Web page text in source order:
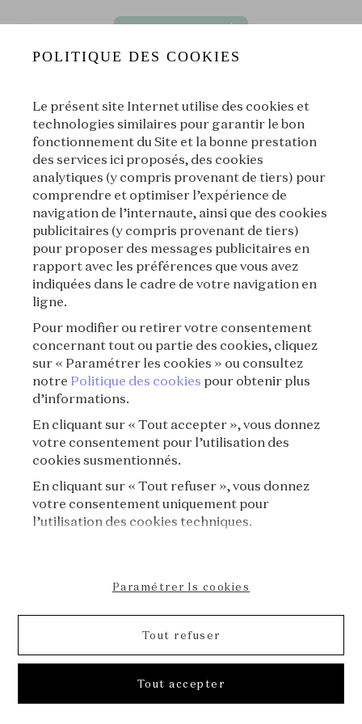
- Bijoux de sentiments⏐L’anneau de Lou, ou les poèmes de
La Voix des Bijoux | L'École des Arts Joailliers
00:00
Suivant | À propos
À propos
Lou, ou les poèmes de guerre d’Apollinaire
La Voix des Bijoux
POLITIQUE DES COOKIES
Le présent site Internet utilise des cookies et
technologies similaires pour garantir le bon
fonctionnement du Site et la bonne prestation
des services ici proposés, des cookies
analytiques (y compris provenant de tiers) pour
comprendre et optimiser l’expérience de
navigation de l’internaute, ainsi que des cookies
publicitaires (y compris provenant de tiers)
pour proposer des messages publicitaires en
rapport avec les préférences que vous avez
indiquées dans le cadre de votre navigation en
ligne.
Pour modifier ou retirer votre consentement
concernant tout ou partie des cookies, cliquez
sur « Paramétrer les cookies » ou consultez
notre Politique des cookies pour obtenir plus
d’informations.
En cliquant sur « Tout accepter », vous donnez
votre consentement pour l’utilisation des
cookies susmentionnés.
En cliquant sur « Tout refuser », vous donnez
votre consentement uniquement pour
l’utilisation des cookies techniques.
Paramétrer ls cookies
Tout refuser
Tout accepter